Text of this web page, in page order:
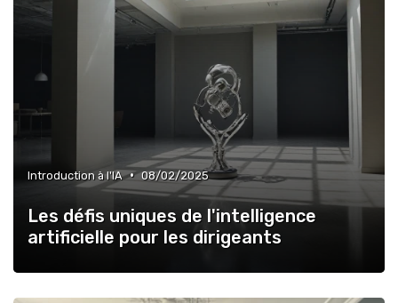
Introduction à l'IA • 08/02/2025
Les défis uniques de l'intelligence
artificielle pour les dirigeants